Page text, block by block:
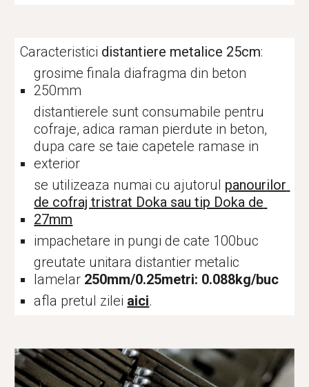
Caracteristici distantiere metalice 25cm:
250mm
distantierele sunt consumabile pentru
cofraje, adica raman pierdute in beton,
dupa care se taie capetele ramase in
exterior
se utilizeaza numai cu ajutorul panourilor
de cofraj tristrat Doka sau tip Doka de
27mm
impachetare in pungi de cate 100buc
greutate unitara distantier metalic
lamelar 250mm/0.25metri: 0.088kg/buc
afla pretul zilei aici.